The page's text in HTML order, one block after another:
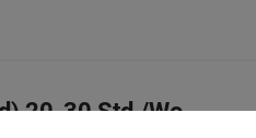
20-30 Std./Wo